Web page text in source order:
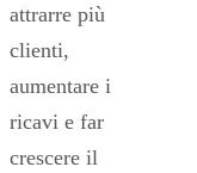
attrarre più
clienti,
aumentare i
ricavi e far
crescere il